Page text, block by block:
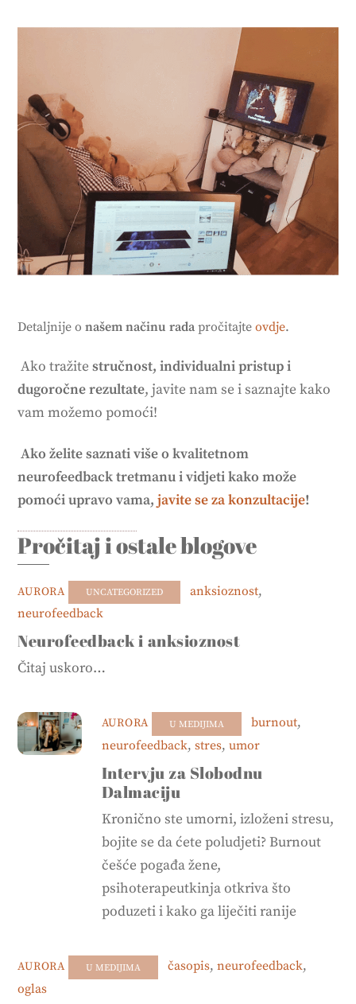
Detaljnije onašem načinu rada pročitajteovdje.
Ako tražitestručnost, individualni pristup i
dugoročne rezultate, javite nam se i saznajte kako
vam možemo pomoći!
Ako želite saznati više o kvalitetnom
neurofeedback tretmanu i vidjeti kako može
pomoći upravo vama,javite se za konzultacije!
Pročitaj i ostale blogove
Neurofeedback i anksioznost
AURORA UNCATEGORIZED anksioznost,
neurofeedback
Čitaj uskoro…
Intervju za Slobodnu
Dalmaciju
AURORA U MEDIJIMA burnout,
neurofeedback, stres, umor
Kronično ste umorni, izloženi stresu,
bojite se da ćete poludjeti? Burnout
češće pogađa žene,
psihoterapeutkinja otkriva što
poduzeti i kako ga liječiti ranije
AURORA U MEDIJIMA časopis, neurofeedback,
oglas